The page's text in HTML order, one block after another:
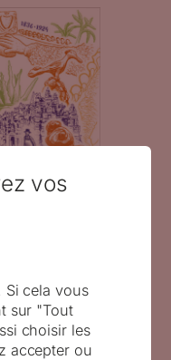
idéal,
de Sophie
l’art
vos
Si cela vous
sur "Tout
choisir les
accepter ou